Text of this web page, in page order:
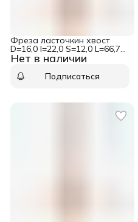
Нет в наличии
Фреза ласточкин хвост
D=16,0 I=22,0 S=12,0 L=66,7
CMT 918.658.11
Подписаться